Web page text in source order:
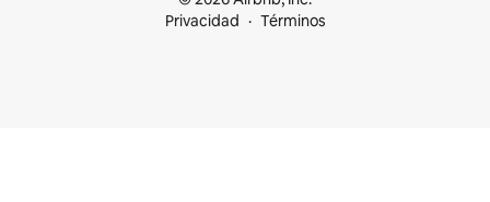
Privacidad
Términos